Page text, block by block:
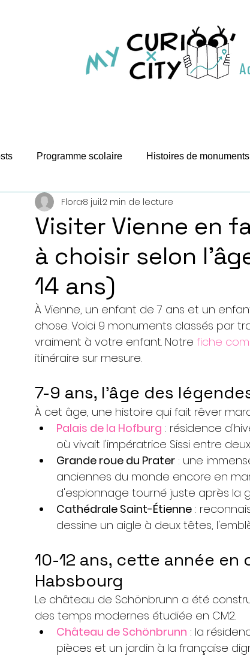
Programme scolaire Histoires de monuments
1 ville 5 monuments Jeux et visite
Visiter Vienne en
à choisir selon
14 ans)
Flora8 juil.2 min de lecture
À Vienne, un enfant de 7 ans et un
chose. Voici 9 monuments classés par
vraiment à votre enfant. Notre fiche
itinéraire sur mesure.
7-9 ans, l'âge des
À cet âge, une histoire qui fait rêver
Palais de la Hofburg : résidence
où vivait l'impératrice Sissi entre
Grande roue du Prater : une
anciennes du monde encore en
d'espionnage tourné juste après la
Cathédrale Saint-Étienne :
dessine un aigle à deux têtes,
10-12 ans, cette année en
Habsbourg
Le château de Schönbrunn a été
des temps modernes étudiée en CM2.
Château de Schönbrunn : la
pièces et un jardin à la française